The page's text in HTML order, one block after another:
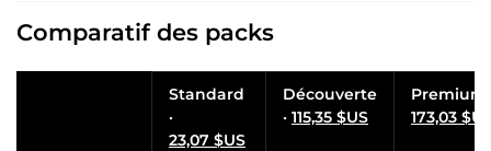
Comparatif des packs
Standard
·
23,07 $US
Découverte
· 115,35 $US
Premium
173,03